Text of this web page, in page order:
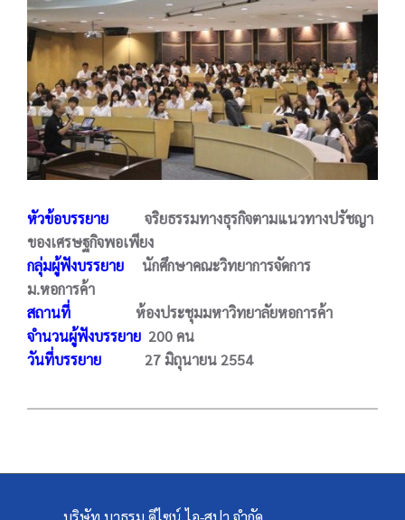
หัวข้อบรรยาย
จริยธรรมทางธุรกิจตามแนวทางปรัชญา
ของเศรษฐกิจพอเพียง
กลุ่มผู้ฟังบรรยาย
นักศึกษาคณะวิทยาการจัดการ
ม.หอการค้า
สถานที่
ห้องประชุมมหาวิทยาลัยหอการค้า
จำนวนผู้ฟังบรรยาย 200 คน
วันที่บรรยาย
27 มิถุนายน 2554